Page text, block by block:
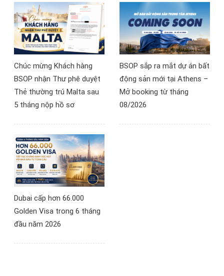
Chúc mừng Khách hàng
BSOP nhận Thư phê duyệt
Thẻ thường trú Malta sau
5 tháng nộp hồ sơ
BSOP sắp ra mắt dự án bất
động sản mới tại Athens –
Mở booking từ tháng
08/2026
Dubai cấp hơn 66.000
Golden Visa trong 6 tháng
đầu năm 2026